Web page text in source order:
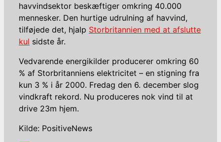
havvindsektor beskæftiger omkring 40.000
mennesker. Den hurtige udrulning af havvind,
tilføjede det, hjalp Storbritannien med at afslutte
kul sidste år.
Vedvarende energikilder producerer omkring 60
% af Storbritanniens elektricitet – en stigning fra
kun 3 % i år 2000. Fredag den 6. december slog
vindkraft rekord. Nu produceres nok vind til at
drive 23m hjem.
Kilde: PositiveNews